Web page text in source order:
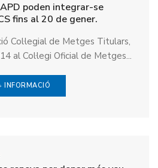
poden integrar-se
fins al 20 de gener.
Col·legial de Metges Titulars,
al Col·legi Oficial de Metges...
INFORMACIÓ